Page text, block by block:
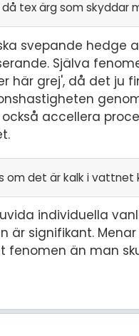
tex ärg som skyddar
svepande hedge
Själva
här grej', då det ju
accellera
om det är kalk i vattnet
individuella
är signifikant.
fenomen än man